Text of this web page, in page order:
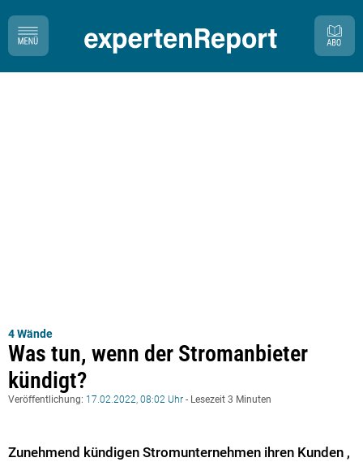
4 Wände
Was tun, wenn der Stromanbieter
kündigt?
Veröffentlichung: 17.02.2022, 08:02 Uhr - Lesezeit 3 Minuten
Zunehmend kündigen Stromunternehmen ihren Kunden ,